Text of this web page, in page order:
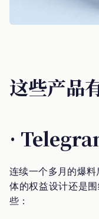
这些产品
·
连续一个多月的爆料
体的权益设计还是
些：